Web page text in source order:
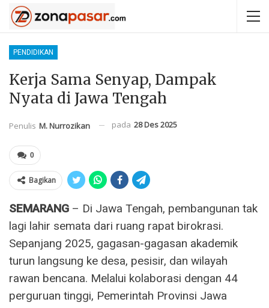
PENDIDIKAN
Kerja Sama Senyap, Dampak
Nyata di Jawa Tengah
Penulis M. Nurrozikan pada 28 Des 2025
0
Bagikan
SEMARANG – Di Jawa Tengah, pembangunan tak
lagi lahir semata dari ruang rapat birokrasi.
Sepanjang 2025, gagasan-gagasan akademik
turun langsung ke desa, pesisir, dan wilayah
rawan bencana. Melalui kolaborasi dengan 44
perguruan tinggi, Pemerintah Provinsi Jawa